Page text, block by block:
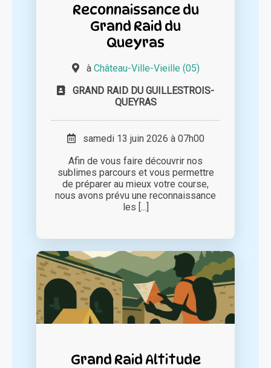
Reconnaissance du
Grand Raid du
Queyras
à Château-Ville-Vieille (05)
GRAND RAID DU GUILLESTROIS-
QUEYRAS
samedi 13 juin 2026 à 07h00
Afin de vous faire découvrir nos
sublimes parcours et vous permettre
de préparer au mieux votre course,
nous avons prévu une reconnaissance
les [...]
Grand Raid Altitude